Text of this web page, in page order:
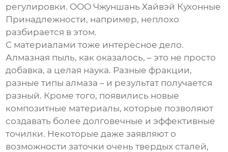
регулировки. ООО Чжуншань Хайвэй Кухонные
Принадлежности, например, неплохо
разбирается в этом.
С материалами тоже интересное дело.
Алмазная пыль, как оказалось, – это не просто
добавка, а целая наука. Разные фракции,
разные типы алмаза – и результат получается
разный. Кроме того, появились новые
композитные материалы, которые позволяют
создавать более долговечные и эффективные
точилки. Некоторые даже заявляют о
возможности заточки очень твердых сталей,